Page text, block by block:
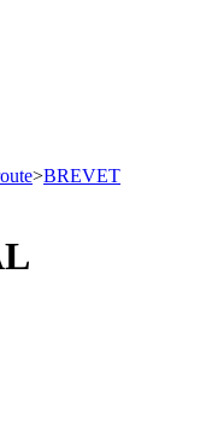
>BREVET